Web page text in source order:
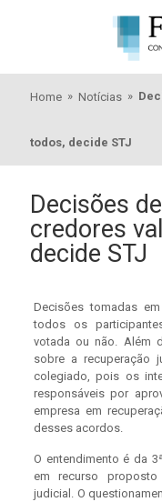
Home » Notícias »
todos, decide STJ
Decisões
credores
decide STJ
Decisões tomadas
todos os
votada ou não. Além
sobre a recuperação
colegiado, pois os
responsáveis por
empresa em
desses acordos.
O entendimento é da
em recurso
judicial. O